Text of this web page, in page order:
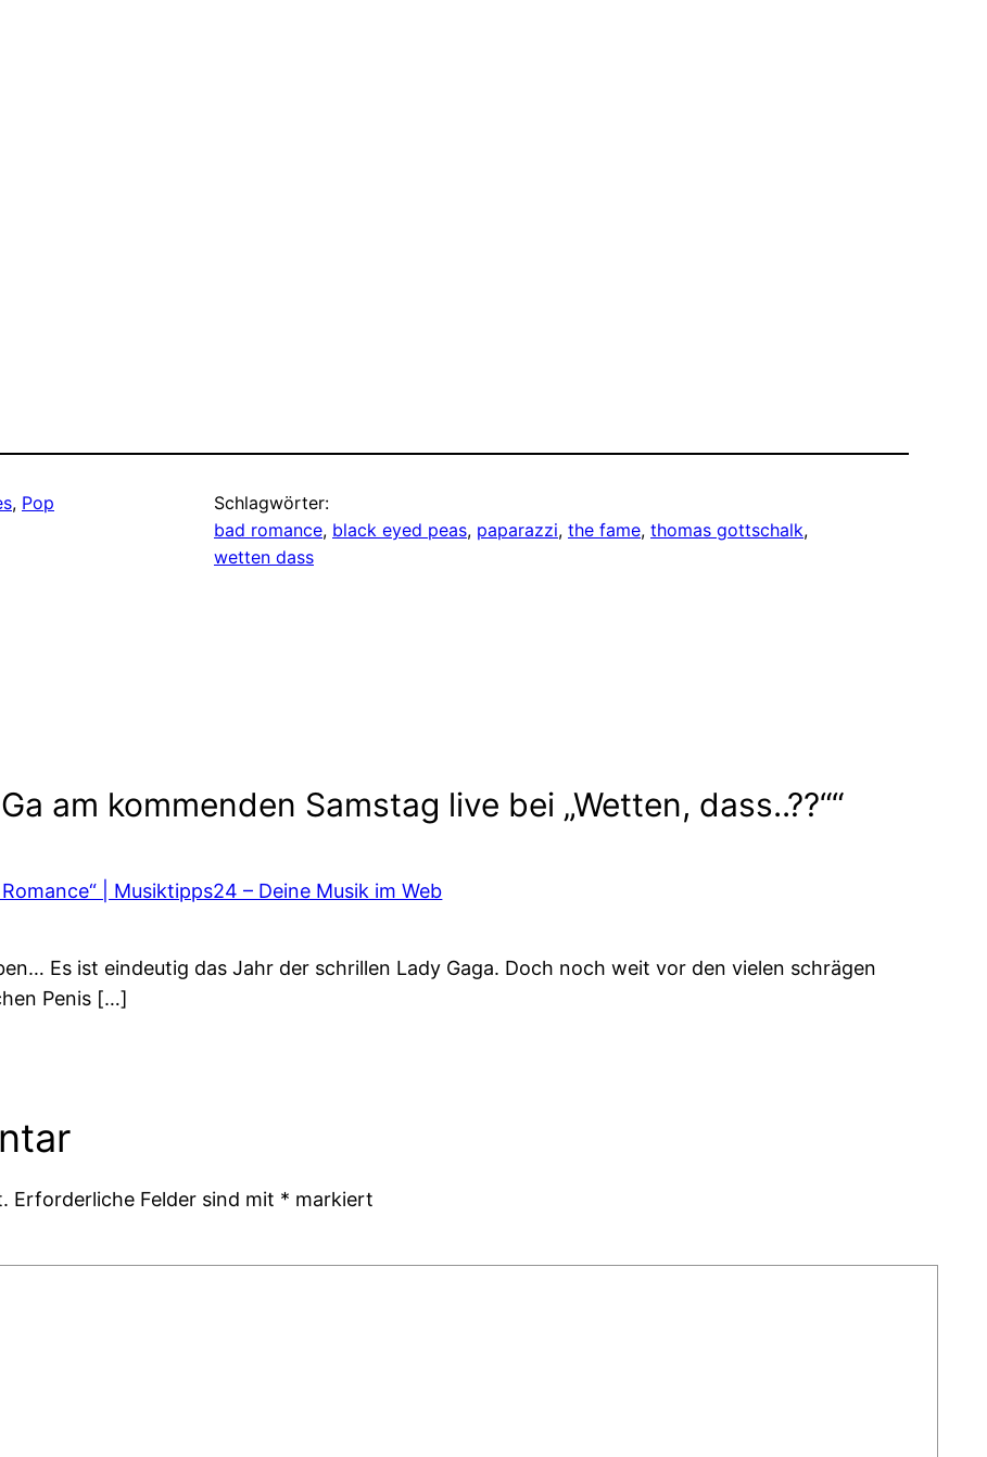
, Pop
Schlagwörter:
bad romance, black eyed peas, paparazzi, the fame, thomas gottschalk
wetten dass
am kommenden Samstag live bei „Wetten, dass..??““
| Musiktipps24 – Deine Musik im Web
Es ist eindeutig das Jahr der schrillen Lady Gaga. Doch noch weit vor den vielen schrägen
Penis […]
Erforderliche Felder sind mit * markiert